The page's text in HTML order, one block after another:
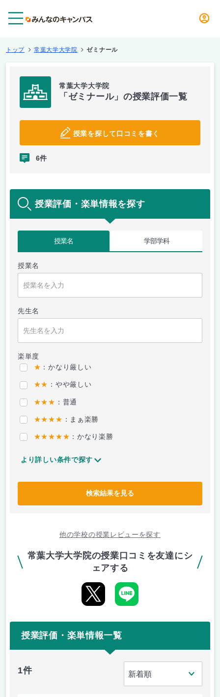
トップ 常葉大学大学院 ゼミナール
常葉大学大学院
「ゼミナール」の授業評価一覧
授業を探して口コミを書く
6件
授業評価・楽単情報を探す
授業名 学部学科
授業名
先生名
楽単度
★ ：かなり厳しい
★★ ：やや厳しい
★★★ ：普通
★★★★ ：まぁ楽勝
★★★★★ ：かなり楽勝
より詳しい条件で探す
検索結果を見る
他の学校の授業レビューを探す
常葉大学大学院の授業口コミを友達にシ
ェアする
授業評価・楽単情報一覧
1件